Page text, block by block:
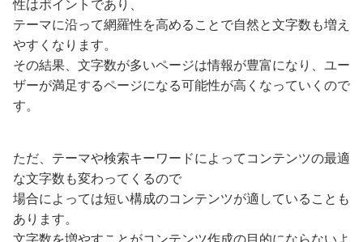
性はポイントであり、
テーマに沿って網羅性を高めることで自然と文字数も増え
やすくなります。
その結果、文字数が多いページは情報が豊富になり、ユー
ザーが満足するページになる可能性が高くなっていくので
す。
ただ、テーマや検索キーワードによってコンテンツの最適
な文字数も変わってくるので
場合によっては短い構成のコンテンツが適していることも
あります。